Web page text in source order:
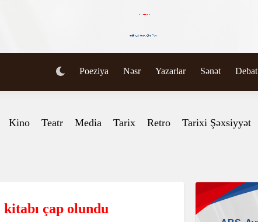
Poeziya Nəsr Yazarlar Sənət Debat
Kino Teatr Media Tarix Retro Tarixi Şəxsiyyət
kitabı çap olundu